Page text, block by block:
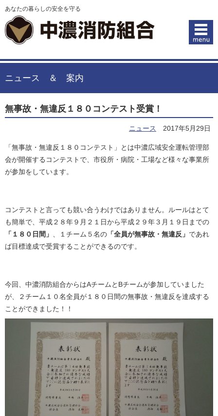
あなたの暮らしの安全を守る
ニュース ＆ 案内
無事故・無違反１８０コンテスト受賞！
ニュース 2017年5月29日
「無事故・無違反１８０コンテスト」とは中濃広域安全運転管理部
会が開催するコンテストで、市役所・病院・工場など様々な事業所
が参加をしています。
コンテストと言っても競い合うわけではありません。ルールはとて
も簡単で、平成２８年９月２１日から平成２９年３月１９日までの
「１８０日間」
、１チーム５名の 「全員が無事故・無違反」 であれ
ば目標達成で受賞することができるのです。
今回、中濃消防組合からはAチームとBチームが参加していました
が、２チーム１０名全員が１８０日間の無事故・無違反を達成する
ことができました！！